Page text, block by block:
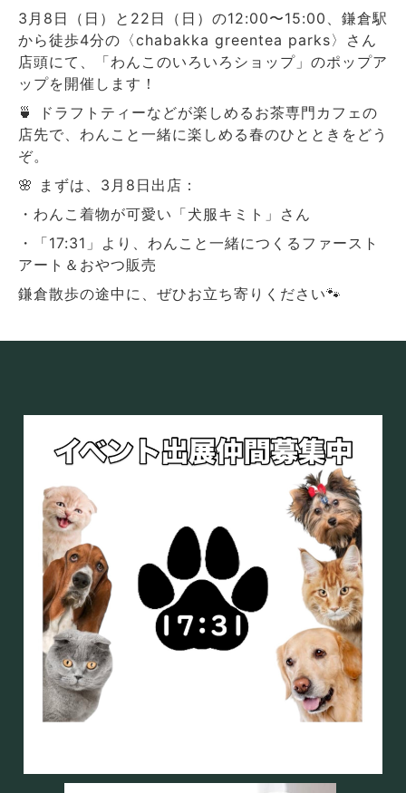
3月8日（日）と22日（日）の12:00〜15:00、鎌倉駅
から徒歩4分の〈chabakka greentea parks〉さん
店頭にて、「わんこのいろいろショップ」のポップア
ップを開催します！
🍵 ドラフトティーなどが楽しめるお茶専門カフェの
店先で、わんこと一緒に楽しめる春のひとときをどう
ぞ。
🌸 まずは、3月8日出店：
・わんこ着物が可愛い「犬服キミト」さん
・「17:31」より、わんこと一緒につくるファースト
アート＆おやつ販売
鎌倉散歩の途中に、ぜひお立ち寄りください🐾